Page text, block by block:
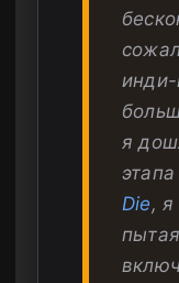
я
этапа
Die, я